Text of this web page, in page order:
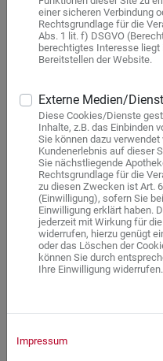
Responsives
Funktionen für eine
Maus- oder
Rahmen der
Die Website ist zudem
Technologien. So
Screenreader die
Kontakt
Wir versuchen eine
ermöglichen. Sollten Sie
barrierefreien Inhalt
gerne unter
Zuständige
Barrierefreiheit unserer
einer sicheren Verbindung
Rechtsgrundlage für die
Abs. 1 lit. f) DSGVO
berechtigtes Interesse
Bereitstellen der Website.
Externe Medien/
Diese Cookies/Dienste
Inhalte, z.B. das Einbinden
Sie können dazu
Kundenerlebnis auf dieser
Sie nächstliegende
Rechtsgrundlage für die
zu diesen Zwecken ist Art.
(Einwilligung), sofern Sie
Einwilligung erklärt haben.
jederzeit mit Wirkung für
widerrufen, hierzu genügt
oder das Löschen der
können Sie durch
Ihre Einwilligung widerrufen.
Impressum